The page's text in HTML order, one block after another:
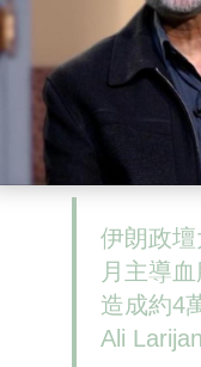
伊朗政
月主導
造成約4
Ali